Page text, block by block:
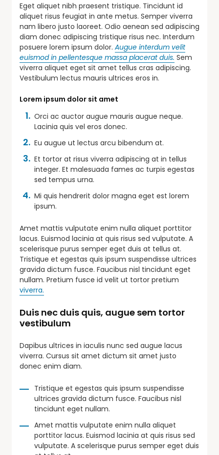
Eget aliquet nibh praesent tristique. Tincidunt id
aliquet risus feugiat in ante metus. Semper viverra
nam libero justo laoreet. Odio aenean sed adipiscing
diam donec adipiscing tristique risus nec. Interdum
posuere lorem ipsum dolor. Augue interdum velit
euismod in pellentesque massa placerat duis. Sem
viverra aliquet eget sit amet tellus cras adipiscing.
Vestibulum lectus mauris ultrices eros in.
Lorem ipsum dolor sit amet
Orci ac auctor augue mauris augue neque.
Lacinia quis vel eros donec.
Eu augue ut lectus arcu bibendum at.
Et tortor at risus viverra adipiscing at in tellus
integer. Et malesuada fames ac turpis egestas
sed tempus urna.
Mi quis hendrerit dolor magna eget est lorem
ipsum.
Amet mattis vulputate enim nulla aliquet porttitor
lacus. Euismod lacinia at quis risus sed vulputate. A
scelerisque purus semper eget duis at tellus at.
Tristique et egestas quis ipsum suspendisse ultrices
gravida dictum fusce. Faucibus nisl tincidunt eget
nullam. Pretium fusce id velit ut tortor pretium
viverra.
Duis nec duis quis, augue sem tortor
vestibulum
Dapibus ultrices in iaculis nunc sed augue lacus
viverra. Cursus sit amet dictum sit amet justo
donec enim diam.
Tristique et egestas quis ipsum suspendisse
ultrices gravida dictum fusce. Faucibus nisl
tincidunt eget nullam.
Amet mattis vulputate enim nulla aliquet
porttitor lacus. Euismod lacinia at quis risus sed
vulputate. A scelerisque purus semper eget duis